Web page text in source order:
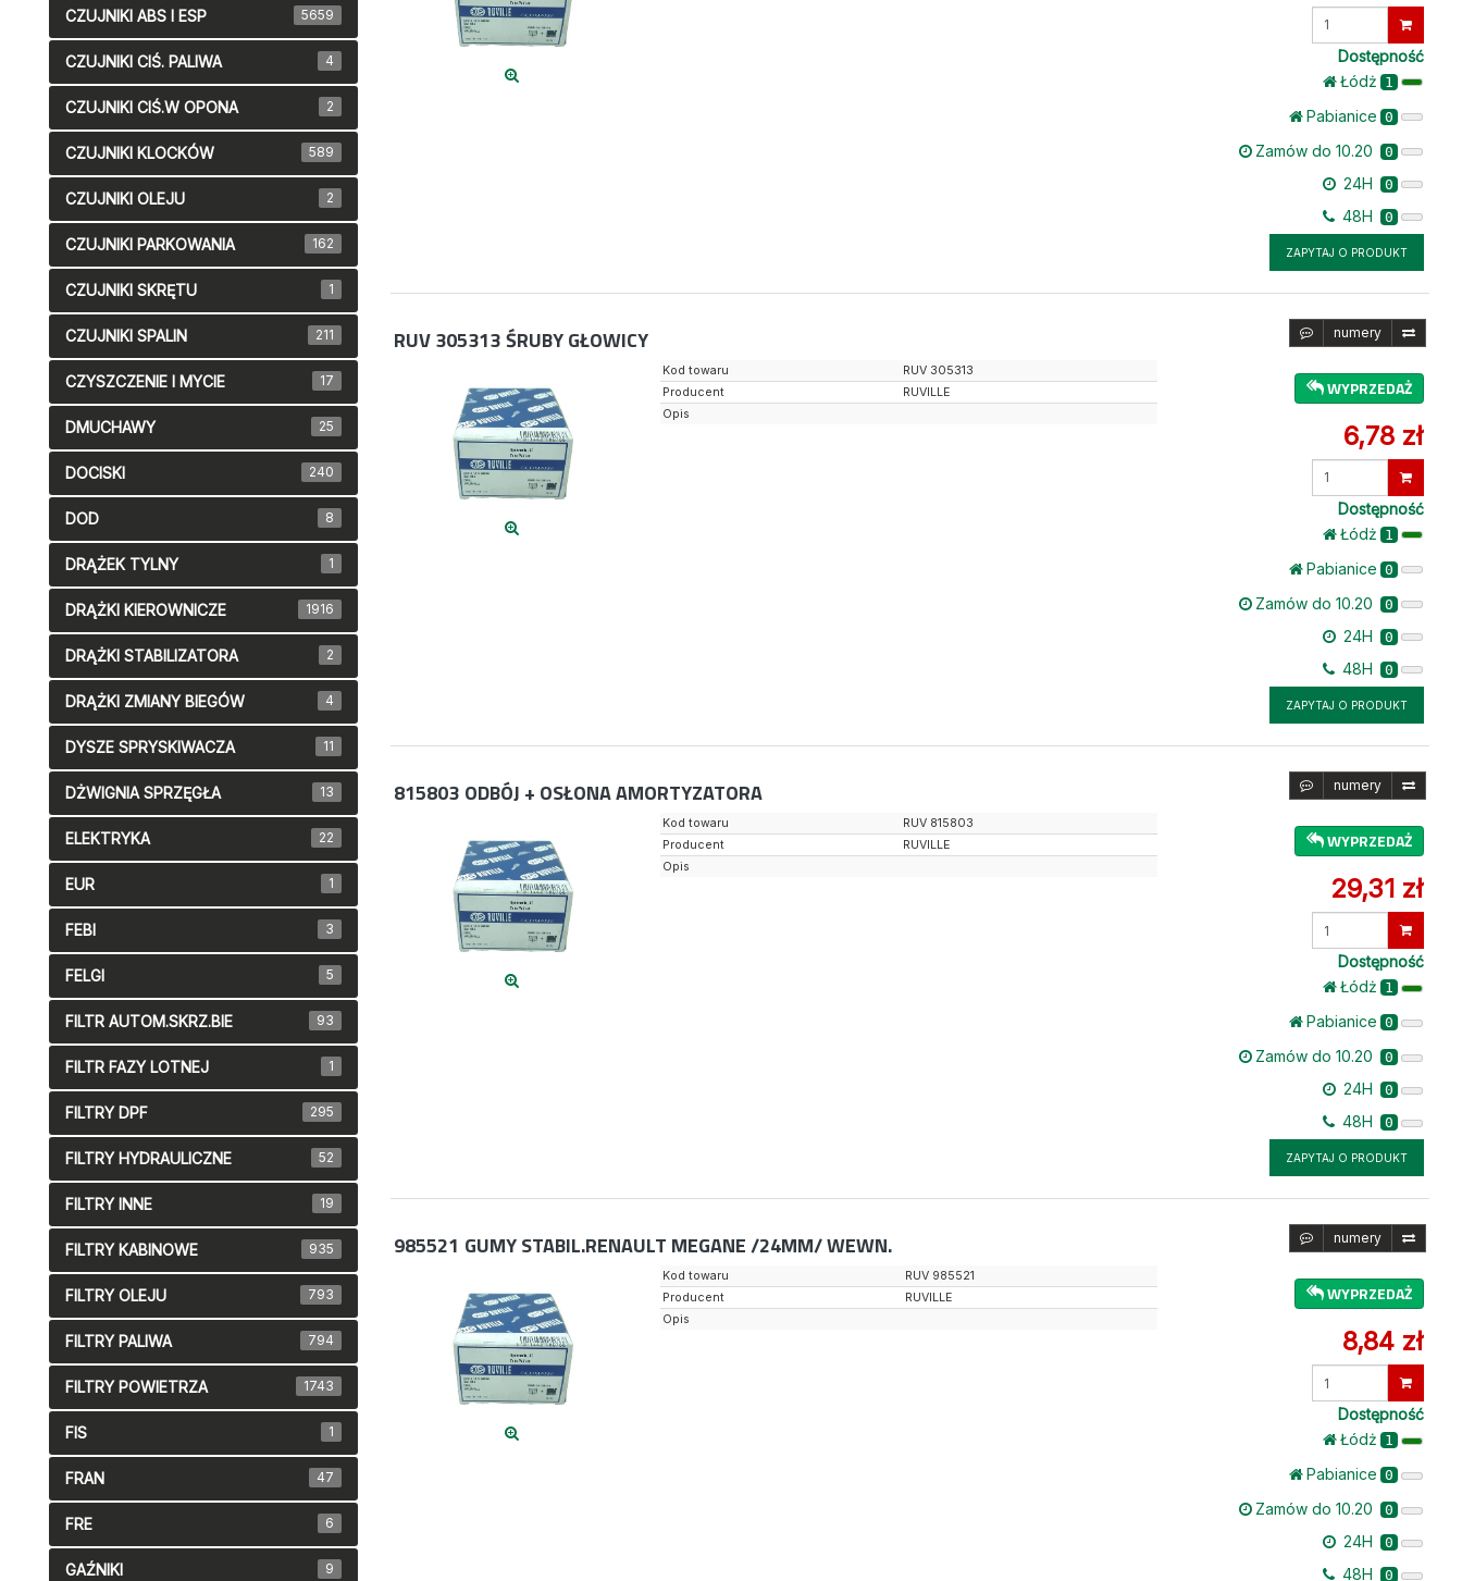
Wprowadź
Dostępność
Łódż 1
Pabianice 0
Zamów do 10.20 0
24H 0
48H 0
ZAPYTAJ O PRODUKT
RUV 305313 ŚRUBY GŁOWICY numery
WYPRZEDAŻ
6,78 zł
Wprowadź
Dostępność
Łódż 1
Pabianice 0
Zamów do 10.20 0
24H 0
48H 0
ZAPYTAJ O PRODUKT
Kod towaru
RUV 305313
Producent
RUVILLE
Opis
815803 ODBÓJ + OSŁONA AMORTYZATORA numery
WYPRZEDAŻ
29,31 zł
Dostępność
Łódż 1
Pabianice 0
Zamów do 10.20 0
24H 0
48H 0
ZAPYTAJ O PRODUKT
Kod towaru
RUV 815803
Producent
RUVILLE
Opis
985521 GUMY STABIL.RENAULT MEGANE /24MM/ WEWN. numery
WYPRZEDAŻ
8,84 zł
Dostępność
Łódż 1
Pabianice 0
Zamów do 10.20 0
24H 0
48H 0
Kod towaru
RUV 985521
Producent
RUVILLE
Opis
CZUJNIKI ABS I ESP 5659
CZUJNIKI CIŚ. PALIWA 4
CZUJNIKI CIŚ.W OPONA 2
CZUJNIKI KLOCKÓW 589
CZUJNIKI OLEJU 2
CZUJNIKI PARKOWANIA 162
CZUJNIKI SKRĘTU 1
CZUJNIKI SPALIN 211
CZYSZCZENIE I MYCIE 17
DMUCHAWY 25
DOCISKI 240
DOD 8
DRĄŻEK TYLNY 1
DRĄŻKI KIEROWNICZE 1916
DRĄŻKI STABILIZATORA 2
DRĄŻKI ZMIANY BIEGÓW 4
DYSZE SPRYSKIWACZA 11
DŻWIGNIA SPRZĘGŁA 13
ELEKTRYKA 22
EUR 1
FEBI 3
FELGI 5
FILTR AUTOM.SKRZ.BIE 93
FILTR FAZY LOTNEJ 1
FILTRY DPF 295
FILTRY HYDRAULICZNE 52
FILTRY INNE 19
FILTRY KABINOWE 935
FILTRY OLEJU 793
FILTRY PALIWA 794
FILTRY POWIETRZA 1743
FIS 1
FRAN 47
FRE 6
GAŹNIKI 9